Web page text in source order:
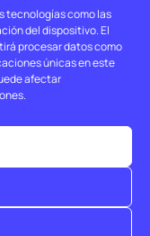
tecnologías como las
del dispositivo. El
procesar datos como
únicas en este
afectar